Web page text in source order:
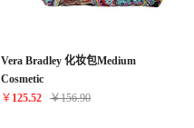
Vera Bradley 化妆包Medium
Cosmetic
￥ 125.52 ￥156.90